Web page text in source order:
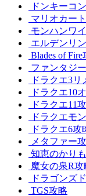
ドンキーコ
マリオカー
モンハンワ
エルデンリ
Blades of Fire
ファンタジ
ドラクエ3リ
ドラクエ10
ドラクエ11
ドラクエモ
ドラクエ6攻
メタファー
知恵のかり
魔女の泉R攻
ドラゴンズ
TGS攻略